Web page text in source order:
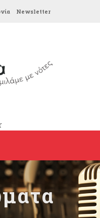
Newsletter